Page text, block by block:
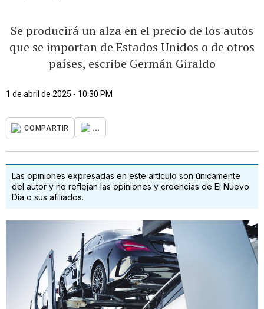
Se producirá un alza en el precio de los autos
que se importan de Estados Unidos o de otros
países, escribe Germán Giraldo
1 de abril de 2025 - 10:30 PM
COMPARTIR ...
Las opiniones expresadas en este artículo son únicamente
del autor y no reflejan las opiniones y creencias de El Nuevo
Día o sus afiliados.